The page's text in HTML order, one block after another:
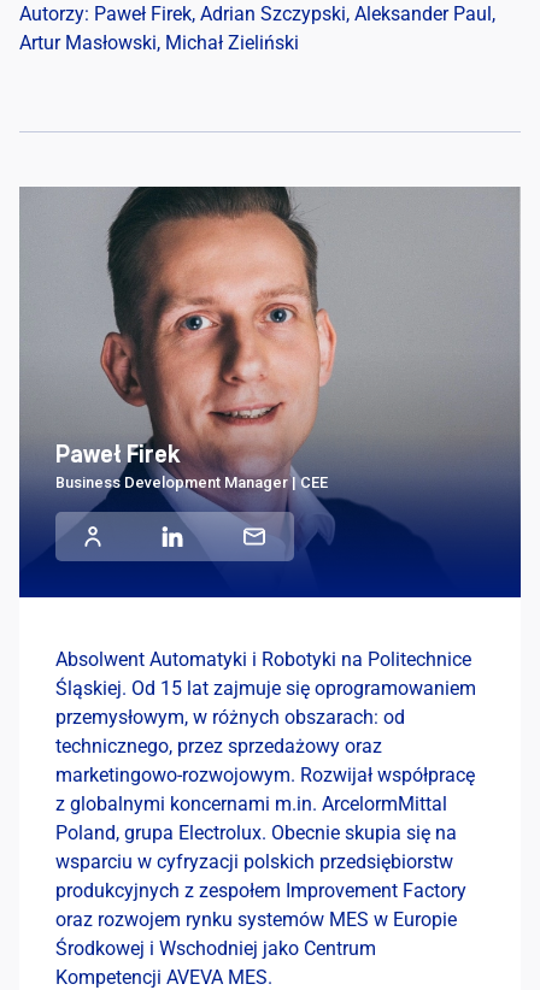
Autorzy: Paweł Firek, Adrian Szczypski, Aleksander Paul,
Artur Masłowski, Michał Zieliński
Paweł Firek
Business Development Manager | CEE
Absolwent Automatyki i Robotyki na Politechnice
Śląskiej. Od 15 lat zajmuje się oprogramowaniem
przemysłowym, w różnych obszarach: od
technicznego, przez sprzedażowy oraz
marketingowo-rozwojowym. Rozwijał współpracę
z globalnymi koncernami m.in. ArcelormMittal
Poland, grupa Electrolux. Obecnie skupia się na
wsparciu w cyfryzacji polskich przedsiębiorstw
produkcyjnych z zespołem Improvement Factory
oraz rozwojem rynku systemów MES w Europie
Środkowej i Wschodniej jako Centrum
Kompetencji AVEVA MES.